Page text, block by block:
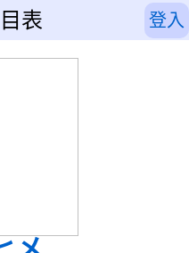
表 登入